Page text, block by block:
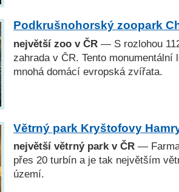
Podkrušnohorský zoopark
největší zoo v ČR — S rozlohou
zahrada v ČR. Tento monumentální
mnohá domácí evropská zvířata.
Větrný park Kryštofovy
největší větrný park v ČR —
přes 20 turbín a je tak největším
území.